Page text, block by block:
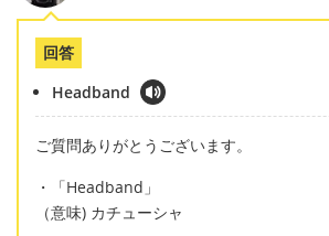
回答
Headband
ご質問ありがとうございます。
・「Headband」
（意味) カチューシャ